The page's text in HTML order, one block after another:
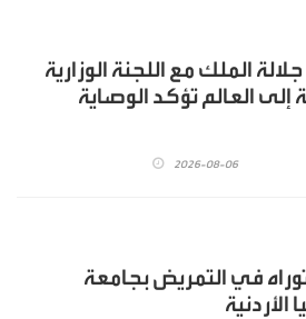
الملك مع اللجنة الوزارية
إلى العالم تؤكد الوصاية
2026-08-06
في التمريض بجامعة
الأردنية